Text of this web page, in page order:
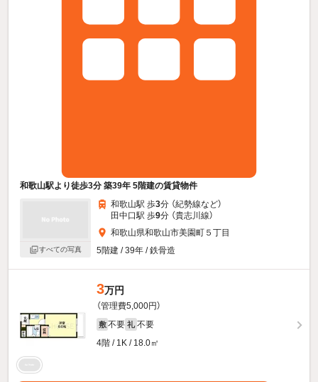
和歌山駅より徒歩3分 築39年 5階建の賃貸物件
すべての写真
和歌山駅 歩3分 （紀勢線など）
田中口駅 歩9分 （貴志川線）
和歌山県和歌山市美園町５丁目
5階建 / 39年 / 鉄骨造
3万円
（管理費5,000円）
敷 不要 礼 不要
4階 / 1K / 18.0㎡